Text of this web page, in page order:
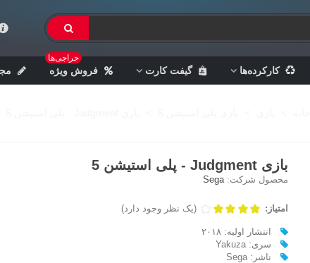
کارکرده‌ها گیفت کارت فروش ویژه
حراجی‌ها
بازی Judgment - پلی استیشن 5
محصول شرکت: Sega
امتیاز: (یک نظر وجود دارد)
انتشار اولیه: ۲۰۱۸
سری: Yakuza
ناشر: Sega